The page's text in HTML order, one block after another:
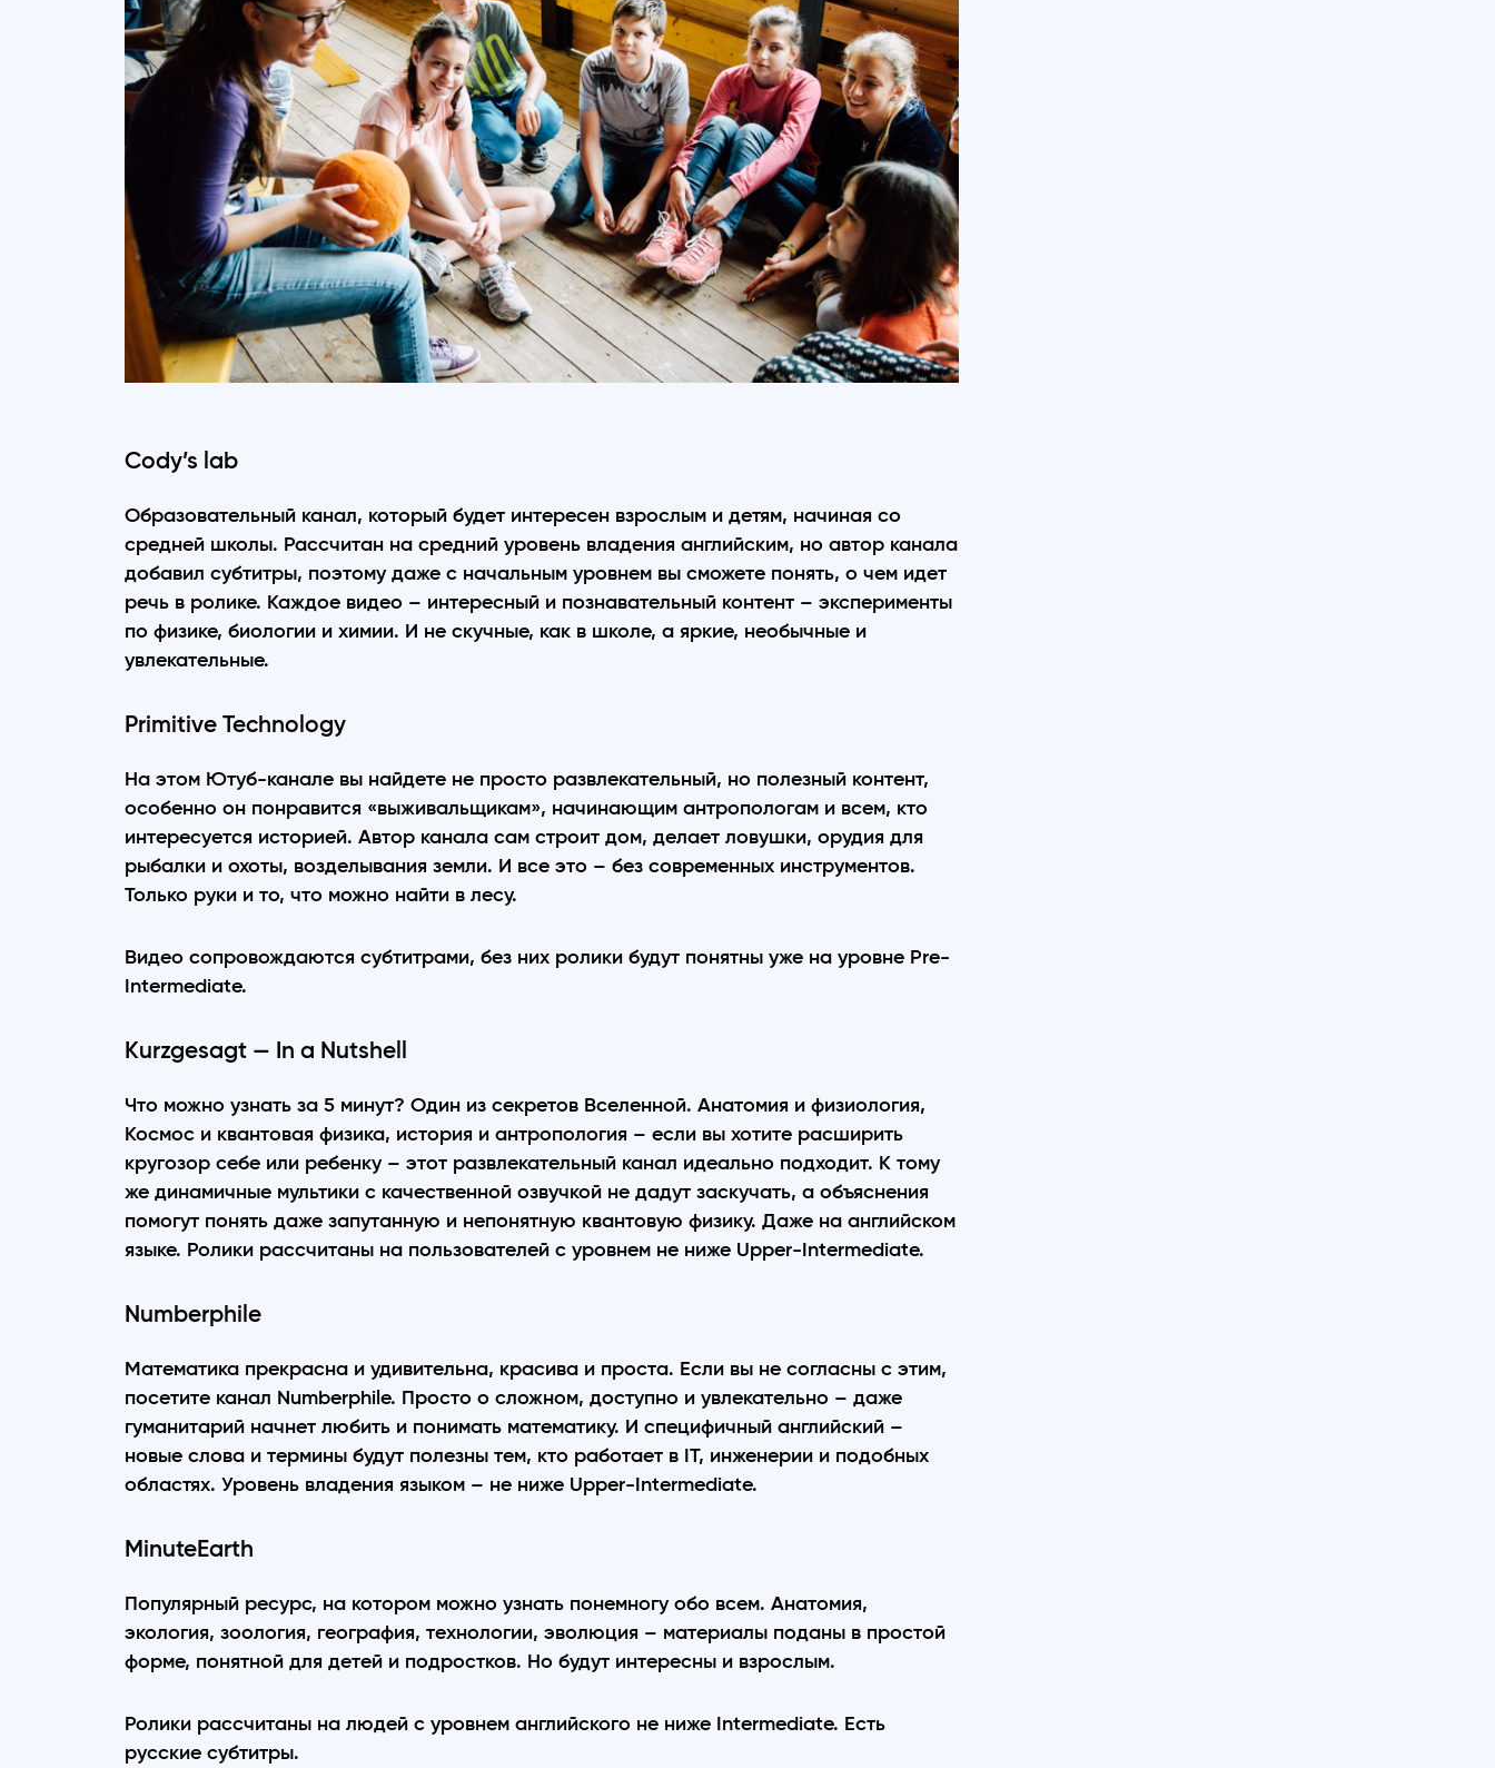
Cody’s lab
Образовательный канал, который будет интересен взрослым и детям, начиная со
средней школы. Рассчитан на средний уровень владения английским, но автор канала
добавил субтитры, поэтому даже с начальным уровнем вы сможете понять, о чем идет
речь в ролике. Каждое видео – интересный и познавательный контент – эксперименты
по физике, биологии и химии. И не скучные, как в школе, а яркие, необычные и
увлекательные.
Primitive Technology
На этом Ютуб-канале вы найдете не просто развлекательный, но полезный контент,
особенно он понравится «выживальщикам», начинающим антропологам и всем, кто
интересуется историей. Автор канала сам строит дом, делает ловушки, орудия для
рыбалки и охоты, возделывания земли. И все это – без современных инструментов.
Только руки и то, что можно найти в лесу.
Видео сопровождаются субтитрами, без них ролики будут понятны уже на уровне Pre-
Intermediate.
Kurzgesagt — In a Nutshell
Что можно узнать за 5 минут? Один из секретов Вселенной. Анатомия и физиология,
Космос и квантовая физика, история и антропология – если вы хотите расширить
кругозор себе или ребенку – этот развлекательный канал идеально подходит. К тому
же динамичные мультики с качественной озвучкой не дадут заскучать, а объяснения
помогут понять даже запутанную и непонятную квантовую физику. Даже на английском
языке. Ролики рассчитаны на пользователей с уровнем не ниже Upper-Intermediate.
Numberphile
Математика прекрасна и удивительна, красива и проста. Если вы не согласны с этим,
посетите канал Numberphile. Просто о сложном, доступно и увлекательно – даже
гуманитарий начнет любить и понимать математику. И специфичный английский –
новые слова и термины будут полезны тем, кто работает в IT, инженерии и подобных
областях. Уровень владения языком – не ниже Upper-Intermediate.
MinuteEarth
Популярный ресурс, на котором можно узнать понемногу обо всем. Анатомия,
экология, зоология, география, технологии, эволюция – материалы поданы в простой
форме, понятной для детей и подростков. Но будут интересны и взрослым.
Ролики рассчитаны на людей с уровнем английского не ниже Intermediate. Есть
русские субтитры.